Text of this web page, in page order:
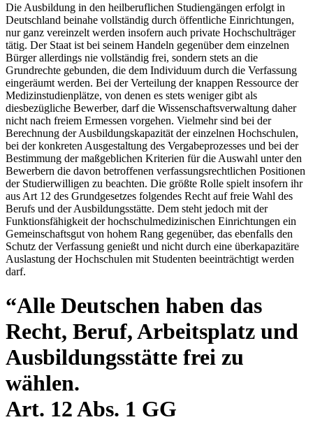
Die Ausbildung in den heilberuflichen Studiengängen erfolgt in
Deutschland beinahe vollständig durch öffentliche Einrichtungen,
nur ganz vereinzelt werden insofern auch private Hochschulträger
tätig. Der Staat ist bei seinem Handeln gegenüber dem einzelnen
Bürger allerdings nie vollständig frei, sondern stets an die
Grundrechte gebunden, die dem Individuum durch die Verfassung
eingeräumt werden. Bei der Verteilung der knappen Ressource der
Medizinstudienplätze, von denen es stets weniger gibt als
diesbezügliche Bewerber, darf die Wissenschaftsverwaltung daher
nicht nach freiem Ermessen vorgehen. Vielmehr sind bei der
Berechnung der Ausbildungskapazität der einzelnen Hochschulen,
bei der konkreten Ausgestaltung des Vergabeprozesses und bei der
Bestimmung der maßgeblichen Kriterien für die Auswahl unter den
Bewerbern die davon betroffenen verfassungsrechtlichen Positionen
der Studierwilligen zu beachten. Die größte Rolle spielt insofern ihr
aus Art 12 des Grundgesetzes folgendes Recht auf freie Wahl des
Berufs und der Ausbildungsstätte. Dem steht jedoch mit der
Funktionsfähigkeit der hochschulmedizinischen Einrichtungen ein
Gemeinschaftsgut von hohem Rang gegenüber, das ebenfalls den
Schutz der Verfassung genießt und nicht durch eine überkapazitäre
Auslastung der Hochschulen mit Studenten beeinträchtigt werden
darf.
“Alle Deutschen haben das
Recht, Beruf, Arbeitsplatz und
Ausbildungsstätte frei zu
wählen.
Art. 12 Abs. 1 GG